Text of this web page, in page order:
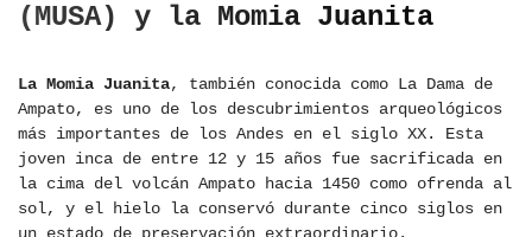
(MUSA) y la Momia Juanita
La Momia Juanita, también conocida como La Dama de
Ampato, es uno de los descubrimientos arqueológicos
más importantes de los Andes en el siglo XX. Esta
joven inca de entre 12 y 15 años fue sacrificada en
la cima del volcán Ampato hacia 1450 como ofrenda al
sol, y el hielo la conservó durante cinco siglos en